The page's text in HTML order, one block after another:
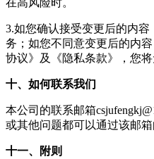
在高风险时。
3.如您确认接受变更后的内
务；如您不同意变更后的内
协议》及《隐私条款》，您将
十、如何联系我们
本公司的联系邮箱
或其他问题都可以通过该邮箱
十一、附则